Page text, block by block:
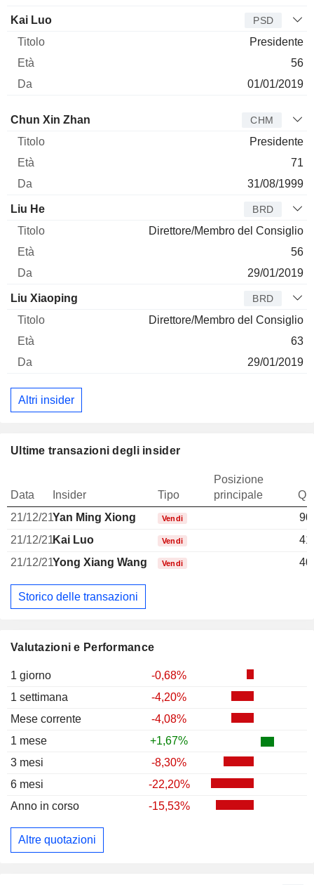
Valutazioni e Performance
1 giorno
-0,68%
1 settimana
-4,20%
Mese corrente
-4,08%
1 mese
+1,67%
3 mesi
-8,30%
6 mesi
-22,20%
Anno in corso
-15,53%
Altre quotazioni
Kai Luo PSD
Presidente
56
01/01/2019
Amministratore
Chun Xin Zhan CHM
Presidente
71
31/08/1999
Liu He BRD
Direttore/Membro del Consiglio
56
29/01/2019
Liu Xiaoping BRD
Direttore/Membro del Consiglio
63
29/01/2019
Altri insider
Ultime transazioni degli insider
Data Insider Tipo
Posizione
principale
21/12/21Yan Ming Xiong Vendi
21/12/21Kai Luo Vendi
21/12/21Yong Xiang Wang Vendi
Storico delle transazioni